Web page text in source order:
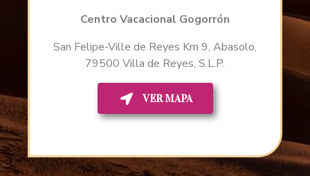
Centro Vacacional Gogorrón
San Felipe-Ville de Reyes Km 9, Abasolo,
79500 Villa de Reyes, S.L.P.
VER MAPA